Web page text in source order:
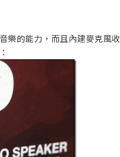
樂的能力，而且內建麥克風收